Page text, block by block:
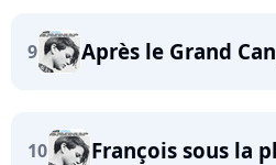
9 Après le Grand
10 François sous la